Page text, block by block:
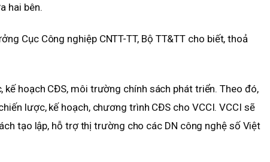
hai bên.
Cục Công nghiệp CNTT-TT, Bộ TT&TT cho biết, thoả
kế hoạch CĐS, môi trường chính sách phát triển. Theo đó,
lược, kế hoạch, chương trình CĐS cho VCCI. VCCI sẽ
tạo lập, hỗ trợ thị trường cho các DN công nghệ số Việt